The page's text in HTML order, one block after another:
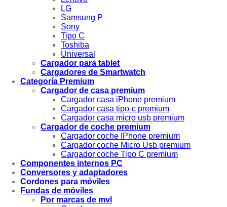
LG
Samsung P
Sony
Tipo C
Toshiba
Universal
Cargador para tablet
Cargadores de Smartwatch
Categoría Premium
Cargador de casa premium
Cargador casa iPhone premium
Cargador casa tipo-c premium
Cargador casa micro usb premium
Cargador de coche premium
Cargador coche IPhone premium
Cargador coche Micro Usb premium
Cargador coche Tipo C premium
Componentes internos PC
Conversores y adaptadores
Cordones para móviles
Fundas de móviles
Por marcas de mvl